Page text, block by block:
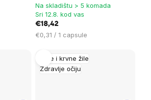
Na skladištu > 5 komada
Sri 12.8. kod vas
€18,42
Cijena
€0,31 / 1 capsule
Srce i krvne žile
Zdravlje očiju